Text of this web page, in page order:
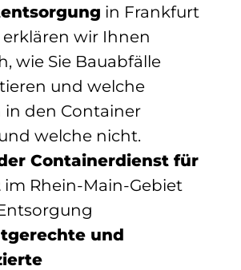
in Frankfurt
wir Ihnen
wie Sie Bauabfälle
und welche
in den Container
welche nicht.
Containerdienst für
im Rhein-Main-Gebiet
und